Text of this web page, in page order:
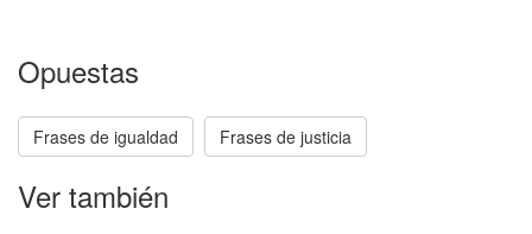
Opuestas
Frases de igualdad Frases de justicia
Ver también